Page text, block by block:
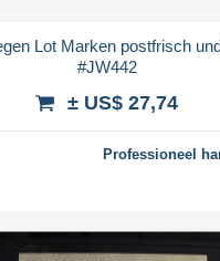
Lot Marken postfrisch
#JW442
± US$ 27,74
Professioneel